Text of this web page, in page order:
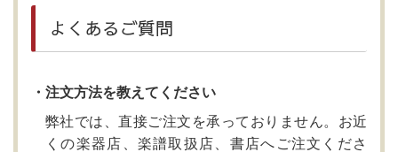
よくあるご質問
・注文方法を教えてください
弊社では、直接ご注文を承っておりません。お近
くの楽器店、楽譜取扱店、書店へご注文くださ